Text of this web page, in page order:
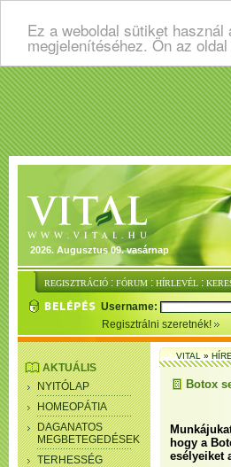
Ez a weboldal sütiket
megjelenítéséhez. Ön az
2026. Augusztus 09. vasárnap
REGISZTRÁCIÓ : FÓRUM : HÍRLEVÉL :
Username:
Regisztrálni szeretnék!
AKTUÁLIS
NYITÓLAP
HOMEOPÁTIA
DAGANATOS
MEGBETEGEDÉSEK
TERHESSÉG
VITAL»
Botox
hogy a
esélyeiket